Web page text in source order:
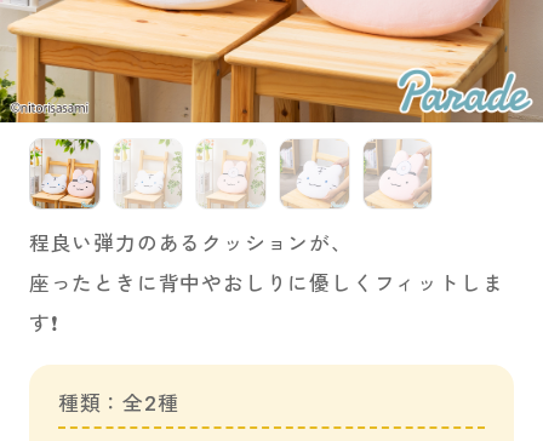
プライバシーポリシー
程良い弾力のあるクッションが、
座ったときに背中やおしりに優しくフィットしま
す❗
種類：全2種